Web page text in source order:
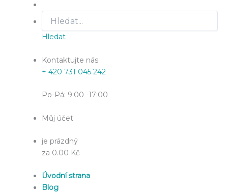
Hledat
Kontaktujte nás
+ 420 731 045 242
Po-Pá: 9:00 -17:00
Můj účet
je prázdný
za 0.00 Kč
Úvodní strana
Blog